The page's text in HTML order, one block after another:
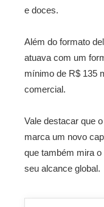
e doces.
Além do formato
atuava com um
mínimo de R$ 135
comercial.
Vale destacar que
marca um novo
que também mira
seu alcance global.